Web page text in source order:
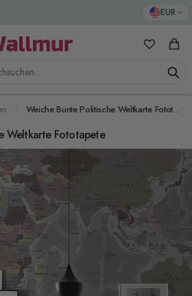
EUR
Meine
Weiche Bunte Politische Weltkarte Fototapete
Weltkarte Fototapete